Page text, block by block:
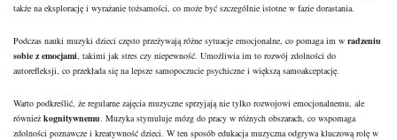
także na eksplorację i wyrażanie tożsamości, co może być szczególnie istotne w fazie dorastania.
Podczas nauki muzyki dzieci często przeżywają różne sytuacje emocjonalne, co pomaga im w radzeniu
sobie z emocjami , takimi jak stres czy niepewność. Umożliwia im to rozwój zdolności do
autorefleksji, co przekłada się na lepsze samopoczucie psychiczne i większą samoakceptację.
Warto podkreślić, że regularne zajęcia muzyczne sprzyjają nie tylko rozwojowi emocjonalnemu, ale
również kognitywnemu . Muzyka stymuluje mózg do pracy w różnych obszarach, co wspomaga
zdolności poznawcze i kreatywność dzieci. W ten sposób edukacja muzyczna odgrywa kluczową rolę w